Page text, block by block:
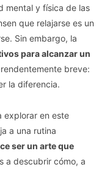
mental y física de las
que relajarse es un
Sin embargo, la
para alcanzar un
breve:
la diferencia.
explorar en este
a una rutina
ser un arte que
a descubrir cómo, a